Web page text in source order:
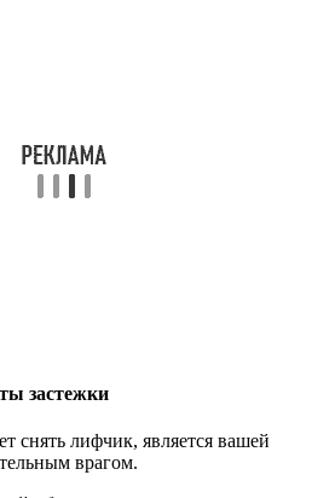
застежки
снять лифчик, является вашей
врагом.